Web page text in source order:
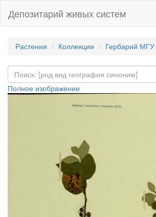
Депозитарий живых систем
Растения Коллекции Гербарий МГУ
Полное изображение